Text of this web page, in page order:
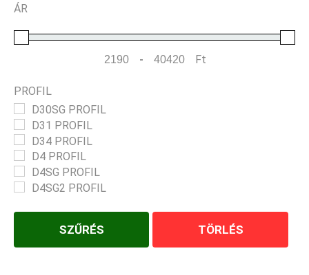
ÁR
Minimum Price
-
Maximum Price
Ft
PROFIL
D30SG PROFIL
D31 PROFIL
D34 PROFIL
D4 PROFIL
D4SG PROFIL
D4SG2 PROFIL
SZŰRÉS TÖRLÉS